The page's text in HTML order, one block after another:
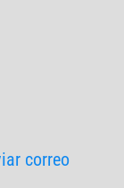
correo